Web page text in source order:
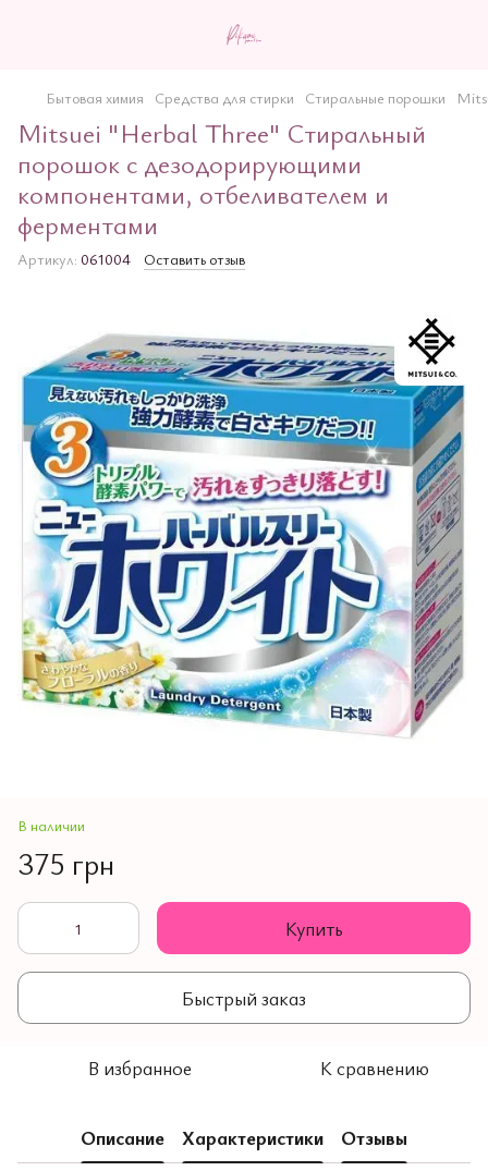
Бытовая химия Средства для стирки Стиральные порошки
Mitsuei "Herbal Three" Стиральный
порошок с дезодорирующими
компонентами, отбеливателем и
ферментами
Артикул: 061004 Оставить отзыв
В наличии
375 грн
Купить
Быстрый заказ
В избранное К сравнению
Описание Характеристики Отзывы